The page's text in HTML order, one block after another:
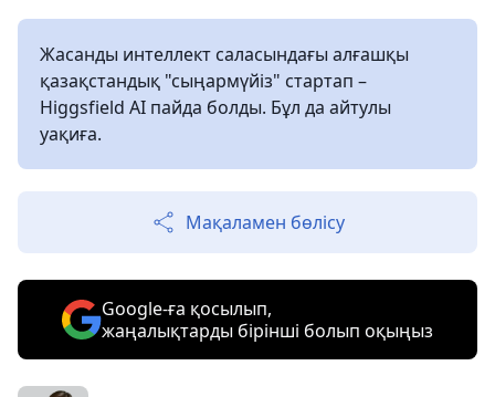
Жасанды интеллект саласындағы алғашқы
қазақстандық "сыңармүйіз" стартап –
Higgsfield AI пайда болды. Бұл да айтулы
уақиға.
Мақаламен бөлісу
Google-ға қосылып,
жаңалықтарды бірінші болып оқыңыз